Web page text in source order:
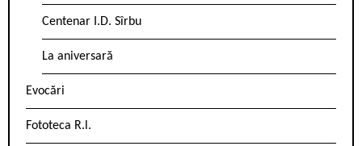
Centenar I.D. Sîrbu
La aniversară
Evocări
Fototeca R.l.